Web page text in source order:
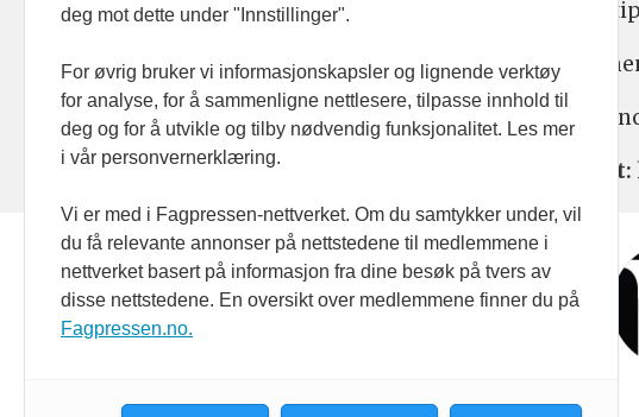
Nyhetstips:
Meninger:
Annonse:
Abonnement:
deg mot dette under "Innstillinger".
For øvrig bruker vi informasjonskapsler og lignende verktøy
for analyse, for å sammenligne nettlesere, tilpasse innhold til
deg og for å utvikle og tilby nødvendig funksjonalitet. Les mer
i vår personvernerklæring.
Vi er med i Fagpressen-nettverket. Om du samtykker under, vil
du få relevante annonser på nettstedene til medlemmene i
nettverket basert på informasjon fra dine besøk på tvers av
disse nettstedene. En oversikt over medlemmene finner du på
Fagpressen.no.